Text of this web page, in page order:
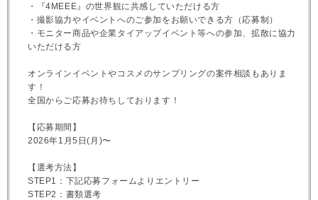
・『4MEEE』の世界観に共感していただける方
・撮影協力やイベントへのご参加をお願いできる方（応募制）
・モニター商品や企業タイアップイベント等への参加、拡散に協力
いただける方
オンラインイベントやコスメのサンプリングの案件相談もありま
す！
全国からご応募お待ちしております！
【応募期間】
2026年1月5日(月)〜
【選考方法】
STEP1：下記応募フォームよりエントリー
STEP2：書類選考